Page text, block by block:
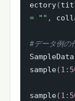
ectory(
=
"" ,
#データ例の
SampleData
sample(1 :
sample(1 :